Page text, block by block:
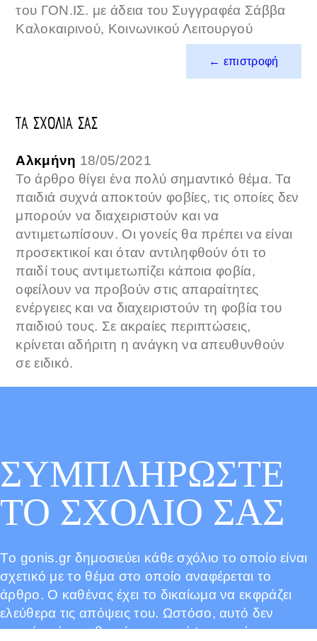
του ΓΟΝ.ΙΣ. με άδεια του Συγγραφέα Σάββα
Καλοκαιρινού, Κοινωνικού Λειτουργού
← επιστροφή
ΤΑ ΣΧΟΛΙΑ ΣΑΣ
Αλκμήνη 18/05/2021
Το άρθρο θίγει ένα πολύ σημαντικό θέμα. Τα
παιδιά συχνά αποκτούν φοβίες, τις οποίες δεν
μπορούν να διαχειριστούν και να
αντιμετωπίσουν. Οι γονείς θα πρέπει να είναι
προσεκτικοί και όταν αντιληφθούν ότι το
παιδί τους αντιμετωπίζει κάποια φοβία,
οφείλουν να προβούν στις απαραίτητες
ενέργειες και να διαχειριστούν τη φοβία του
παιδιού τους. Σε ακραίες περιπτώσεις,
κρίνεται αδήριτη η ανάγκη να απευθυνθούν
σε ειδικό.
ΣΥΜΠΛΗΡΩΣΤΕ
ΤΟ ΣΧΟΛΙΟ ΣΑΣ
Tο gonis.gr δημοσιεύει κάθε σχόλιο το οποίο είναι
σχετικό με το θέμα στο οποίο αναφέρεται το
άρθρο. Ο καθένας έχει το δικαίωμα να εκφράζει
ελεύθερα τις απόψεις του. Ωστόσο, αυτό δεν
σημαίνει ότι υιοθετούμε τις απόψεις αυτές και